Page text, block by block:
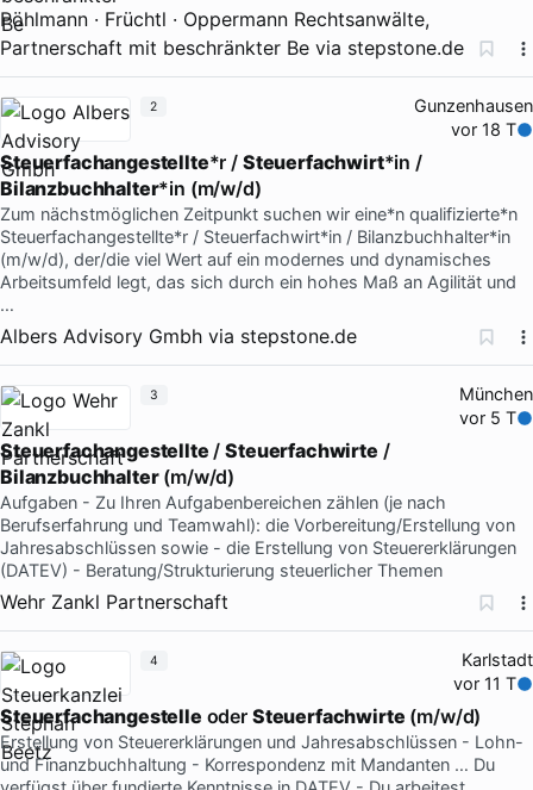
Pöhlmann · Früchtl · Oppermann Rechtsanwälte,
Partnerschaft mit beschränkter Be via stepstone.de
Gunzenhausen
vor 18 T
Steuerfachangestellte*r / Steuerfachwirt*in /
Bilanzbuchhalter*in (m/w/d)
Zum nächstmöglichen Zeitpunkt suchen wir eine*n qualifizierte*n
Steuerfachangestellte*r / Steuerfachwirt*in / Bilanzbuchhalter*in
(m/w/d), der/die viel Wert auf ein modernes und dynamisches
Arbeitsumfeld legt, das sich durch ein hohes Maß an Agilität und
…
Albers Advisory Gmbh via stepstone.de
2
München
vor 5 T
Steuerfachangestellte /Steuerfachwirte /
Bilanzbuchhalter(m/w/d)
Aufgaben - Zu Ihren Aufgabenbereichen zählen (je nach
Berufserfahrung und Teamwahl): die Vorbereitung/Erstellung von
Jahresabschlüssen sowie - die Erstellung von Steuererklärungen
(DATEV) - Beratung/Strukturierung steuerlicher Themen
Wehr Zankl Partnerschaft
3
Karlstadt
vor 11 T
Steuerfachangestelle oder Steuerfachwirte (m/w/d)
Erstellung von Steuererklärungen und Jahresabschlüssen - Lohn-
und Finanzbuchhaltung - Korrespondenz mit Mandanten … Du
4